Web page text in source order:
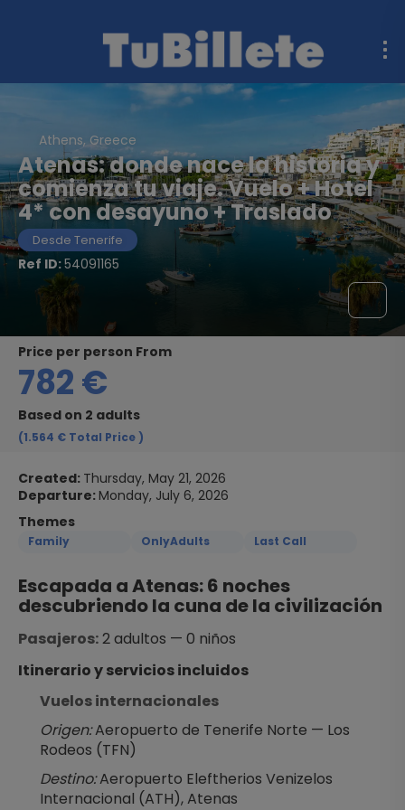
Athens, Greece
Atenas: donde nace la historia y
comienza tu viaje. Vuelo + Hotel
4* con desayuno + Traslado
Desde Tenerife
Ref ID:54091165
price per person From
782 €
Based on 2 adults
(1.564 € Total Price)
Created: Thursday, May 21, 2026
Departure:Monday, July 6, 2026
Themes
Family OnlyAdults Last Call
Escapada a Atenas: 6 noches
descubriendo la cuna de la civilización
Pasajeros: 2 adultos — 0 niños
Itinerario y servicios incluidos
Vuelos internacionales
Origen: Aeropuerto de Tenerife Norte — Los
Rodeos (TFN)
Destino: Aeropuerto Eleftherios Venizelos
Internacional (ATH), Atenas